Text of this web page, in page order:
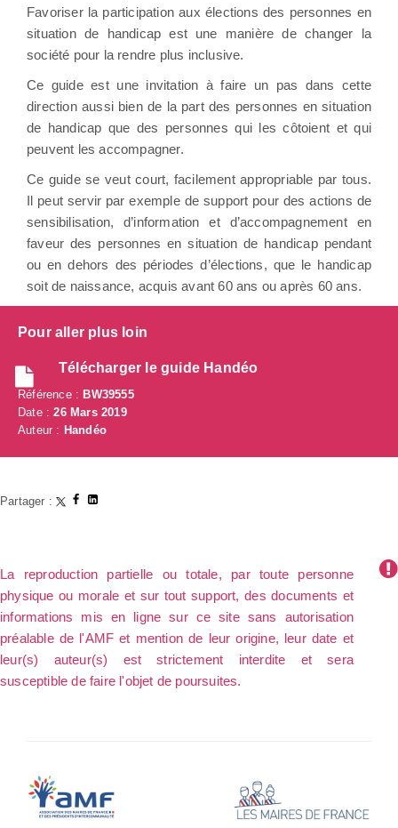
Favoriser la participation aux élections des personnes en
situation de handicap est une manière de changer la
société pour la rendre plus inclusive.
Ce guide est une invitation à faire un pas dans cette
direction aussi bien de la part des personnes en situation
de handicap que des personnes qui les côtoient et qui
peuvent les accompagner.
Ce guide se veut court, facilement appropriable par tous.
Il peut servir par exemple de support pour des actions de
sensibilisation, d’information et d’accompagnement en
faveur des personnes en situation de handicap pendant
ou en dehors des périodes d’élections, que le handicap
soit de naissance, acquis avant 60 ans ou après 60 ans.
Pour aller plus loin
Télécharger le guide Handéo
Référence : BW39555
Date :26 Mars 2019
Auteur : Handéo
Partager :
La reproduction partielle ou totale, par toute personne
physique ou morale et sur tout support, des documents et
informations mis en ligne sur ce site sans autorisation
préalable de l'AMF et mention de leur origine, leur date et
leur(s) auteur(s) est strictement interdite et sera
susceptible de faire l'objet de poursuites.